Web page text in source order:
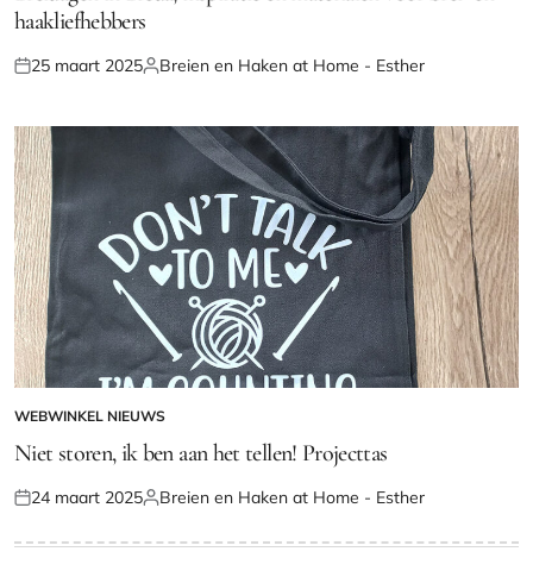
haakliefhebbers
Geplaatst
25 maart 2025Geplaatst
Breien en Haken at Home - Esther
GEPLAATST
IN
WEBWINKEL NIEUWS
Niet storen, ik ben aan het tellen! Projecttas
Geplaatst
24 maart 2025Geplaatst
Breien en Haken at Home - Esther